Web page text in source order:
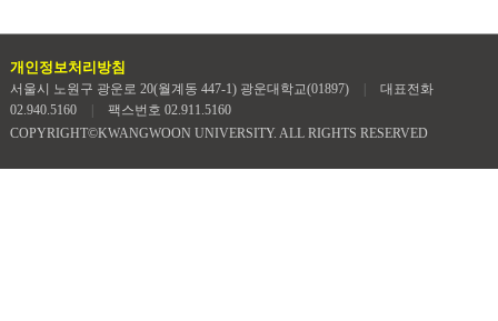
개인정보처리방침
서울시 노원구 광운로 20(월계동 447-1) 광운대학교(01897)
대표전화
02.940.5160
팩스번호 02.911.5160
COPYRIGHT©KWANGWOON UNIVERSITY. ALL RIGHTS RESERVED